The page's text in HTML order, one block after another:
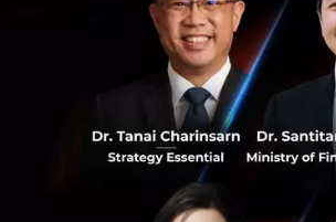
354